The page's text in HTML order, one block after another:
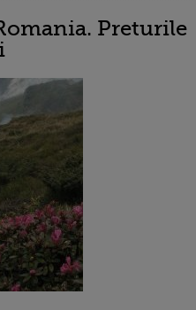
Preturile